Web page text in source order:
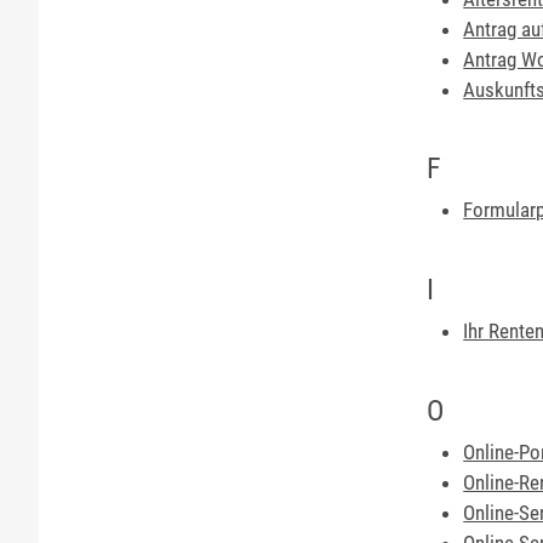
Antrag
Antrag
F
I
Ihr
O
Online-
Online-
Online-